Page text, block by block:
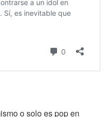
o solo es pop en